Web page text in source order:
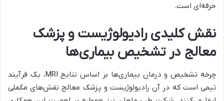
حرفه‌ای است.
نقش کلیدی رادیولوژیست و پزشک
معالج در تشخیص بیماری‌ها
چرخه تشخیص و درمان بیماری‌ها بر اساس نتایج MRI، یک فرآیند
تیمی است که در آن رادیولوژیست و پزشک معالج نقش‌های مکملی